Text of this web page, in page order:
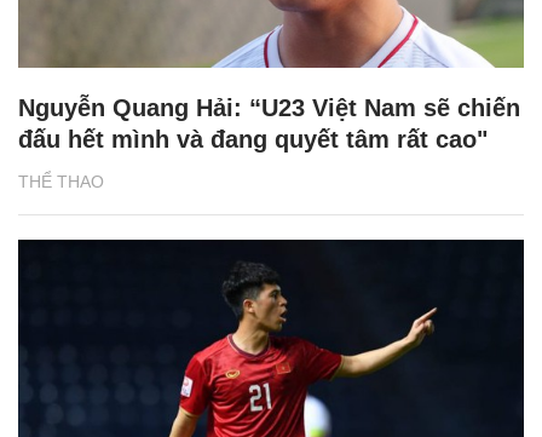
THỂ THAO
Nguyễn Quang Hải: “U23 Việt Nam sẽ chiến
đấu hết mình và đang quyết tâm rất cao"